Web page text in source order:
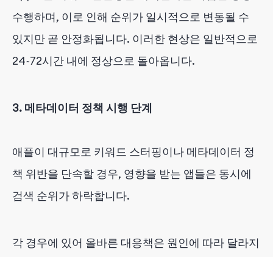
수행하며, 이로 인해 순위가 일시적으로 변동될 수
있지만 곧 안정화됩니다. 이러한 현상은 일반적으로
24~72시간 내에 정상으로 돌아옵니다.
3. 메타데이터 정책 시행 단계
애플이 대규모로 키워드 스터핑이나 메타데이터 정
책 위반을 단속할 경우, 영향을 받는 앱들은 동시에
검색 순위가 하락합니다.
각 경우에 있어 올바른 대응책은 원인에 따라 달라지